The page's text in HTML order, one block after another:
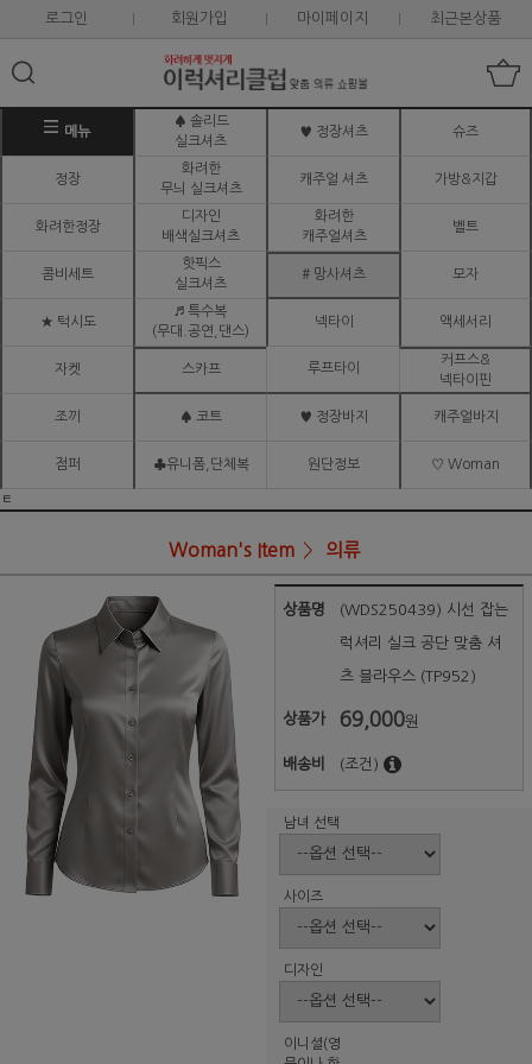
로그인 회원가입 마이페이지 최근본상품
메뉴
♠ 솔리드
실크셔츠
♥ 정장셔츠 슈즈
정장
화려한
무늬 실크셔츠
캐주얼 셔츠 가방&지갑
화려한정장
디자인
배색실크셔츠
화려한
캐주얼셔츠
벨트
콤비세트
핫픽스
실크셔츠
# 망사셔츠 모자
★ 턱시도
♬ 특수복
(무대.공연,댄스)
넥타이 액세서리
자켓 스카프 루프타이
커프스&
넥타이핀
조끼 ♠ 코트 ♥ 정장바지 캐주얼바지
점퍼 ♣유니폼,단체복 원단정보 ♡ Woman
ㅌ
Woman's Item 의류
상품명 (WDS250439) 시선 잡는
럭셔리 실크 공단 맞춤 셔
츠 블라우스 (TP952)
상품가 69,000원
배송비 (조건)
남녀 선택
사이즈
디자인
이니셜(영